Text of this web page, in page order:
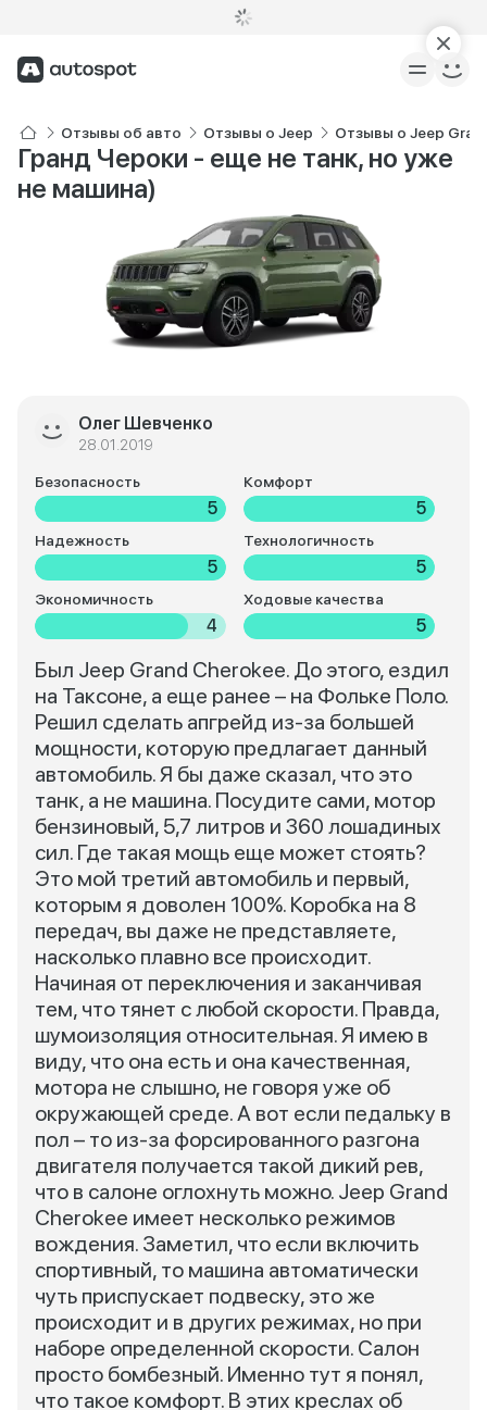
Отзывы об авто Отзывы о Jeep Отзывы о Jeep
Гранд Чероки - еще не танк, но уже
не машина)
Олег Шевченко
28.01.2019
Безопасность
5
Комфорт
5
Надежность
5
Технологичность
5
Экономичность
4
Ходовые качества
5
Был Jeep Grand Cherokee. До этого, ездил
на Таксоне, а еще ранее – на Фольке Поло.
Решил сделать апгрейд из-за большей
мощности, которую предлагает данный
автомобиль. Я бы даже сказал, что это
танк, а не машина. Посудите сами, мотор
бензиновый, 5,7 литров и 360 лошадиных
сил. Где такая мощь еще может стоять?
Это мой третий автомобиль и первый,
которым я доволен 100%. Коробка на 8
передач, вы даже не представляете,
насколько плавно все происходит.
Начиная от переключения и заканчивая
тем, что тянет с любой скорости. Правда,
шумоизоляция относительная. Я имею в
виду, что она есть и она качественная,
мотора не слышно, не говоря уже об
окружающей среде. А вот если педальку в
пол – то из-за форсированного разгона
двигателя получается такой дикий рев,
что в салоне оглохнуть можно. Jeep Grand
Cherokee имеет несколько режимов
вождения. Заметил, что если включить
спортивный, то машина автоматически
чуть приспускает подвеску, это же
происходит и в других режимах, но при
наборе определенной скорости. Салон
просто бомбезный. Именно тут я понял,
что такое комфорт. В этих креслах об